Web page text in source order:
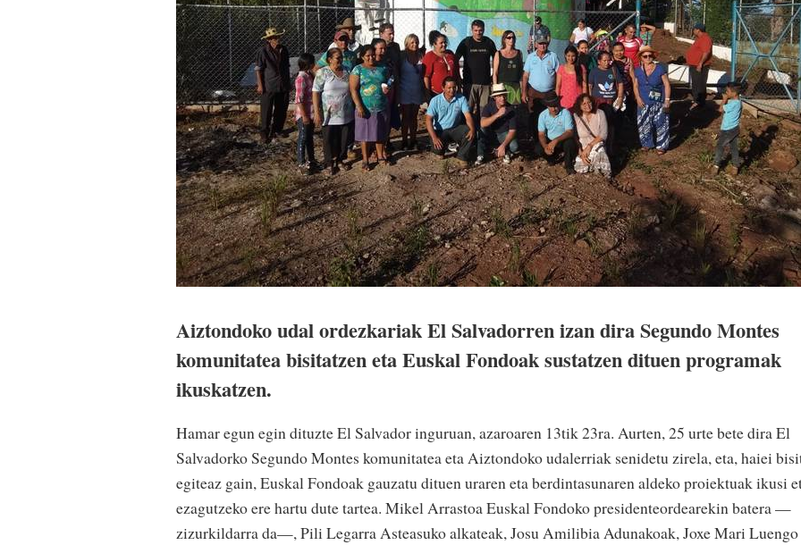
Aiztondoko udal ordezkariak El Salvadorren izan dira Segundo Montes
komunitatea bisitatzen eta Euskal Fondoak sustatzen dituen programak
ikuskatzen.
Hamar egun egin dituzte El Salvador inguruan, azaroaren 13tik 23ra. Aurten, 25 urte bete dira El
Salvadorko Segundo Montes komunitatea eta Aiztondoko udalerriak senidetu zirela, eta, haiei
egiteaz gain, Euskal Fondoak gauzatu dituen uraren eta berdintasunaren aldeko proiektuak ikusi
ezagutzeko ere hartu dute tartea. Mikel Arrastoa Euskal Fondoko presidenteordearekin batera —
zizurkildarra da—, Pili Legarra Asteasuko alkateak, Josu Amilibia Adunakoak, Joxe Mari Luengo